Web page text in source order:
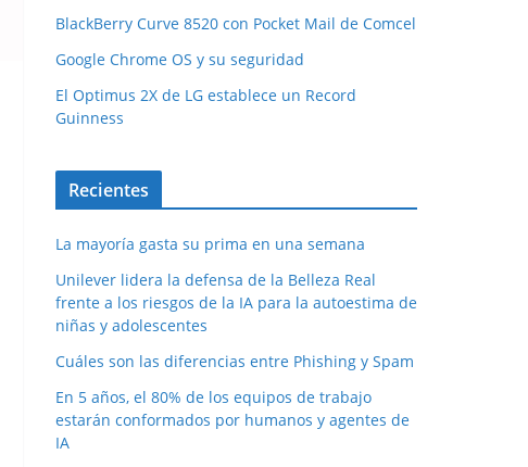
BlackBerry Curve 8520 con Pocket Mail de Comcel
Google Chrome OS y su seguridad
El Optimus 2X de LG establece un Record
Guinness
Recientes
La mayoría gasta su prima en una semana
Unilever lidera la defensa de la Belleza Real
frente a los riesgos de la IA para la autoestima de
niñas y adolescentes
Cuáles son las diferencias entre Phishing y Spam
En 5 años, el 80% de los equipos de trabajo
estarán conformados por humanos y agentes de
IA